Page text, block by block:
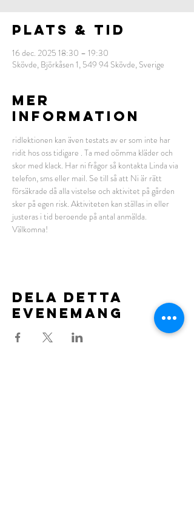
Plats & Tid
16 dec. 2025 18:30 – 19:30
Skövde, Björkåsen 1, 549 94 Skövde, Sverige
MER
INFORMATION
ridlektionen kan även testats av er som inte har
ridit hos oss tidigare . Ta med oömma kläder och
skor med klack. Har ni frågor så kontakta Linda via
telefon, sms eller mail. Se till så att Ni är rätt
försäkrade då alla vistelse och aktivitet på gården
sker på egen risk. Aktiviteten kan ställas in eller
justeras i tid beroende på antal anmälda.
Välkomna!
Dela detta
evenemang